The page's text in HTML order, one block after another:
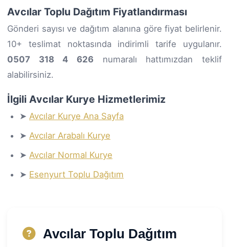
Avcılar Toplu Dağıtım Fiyatlandırması
Gönderi sayısı ve dağıtım alanına göre fiyat belirlenir.
10+ teslimat noktasında indirimli tarife uygulanır.
0507 318 4 626 numaralı hattımızdan teklif
alabilirsiniz.
İlgili Avcılar Kurye Hizmetlerimiz
➤ Avcılar Kurye Ana Sayfa
➤ Avcılar Arabalı Kurye
➤ Avcılar Normal Kurye
➤ Esenyurt Toplu Dağıtım
Avcılar Toplu Dağıtım